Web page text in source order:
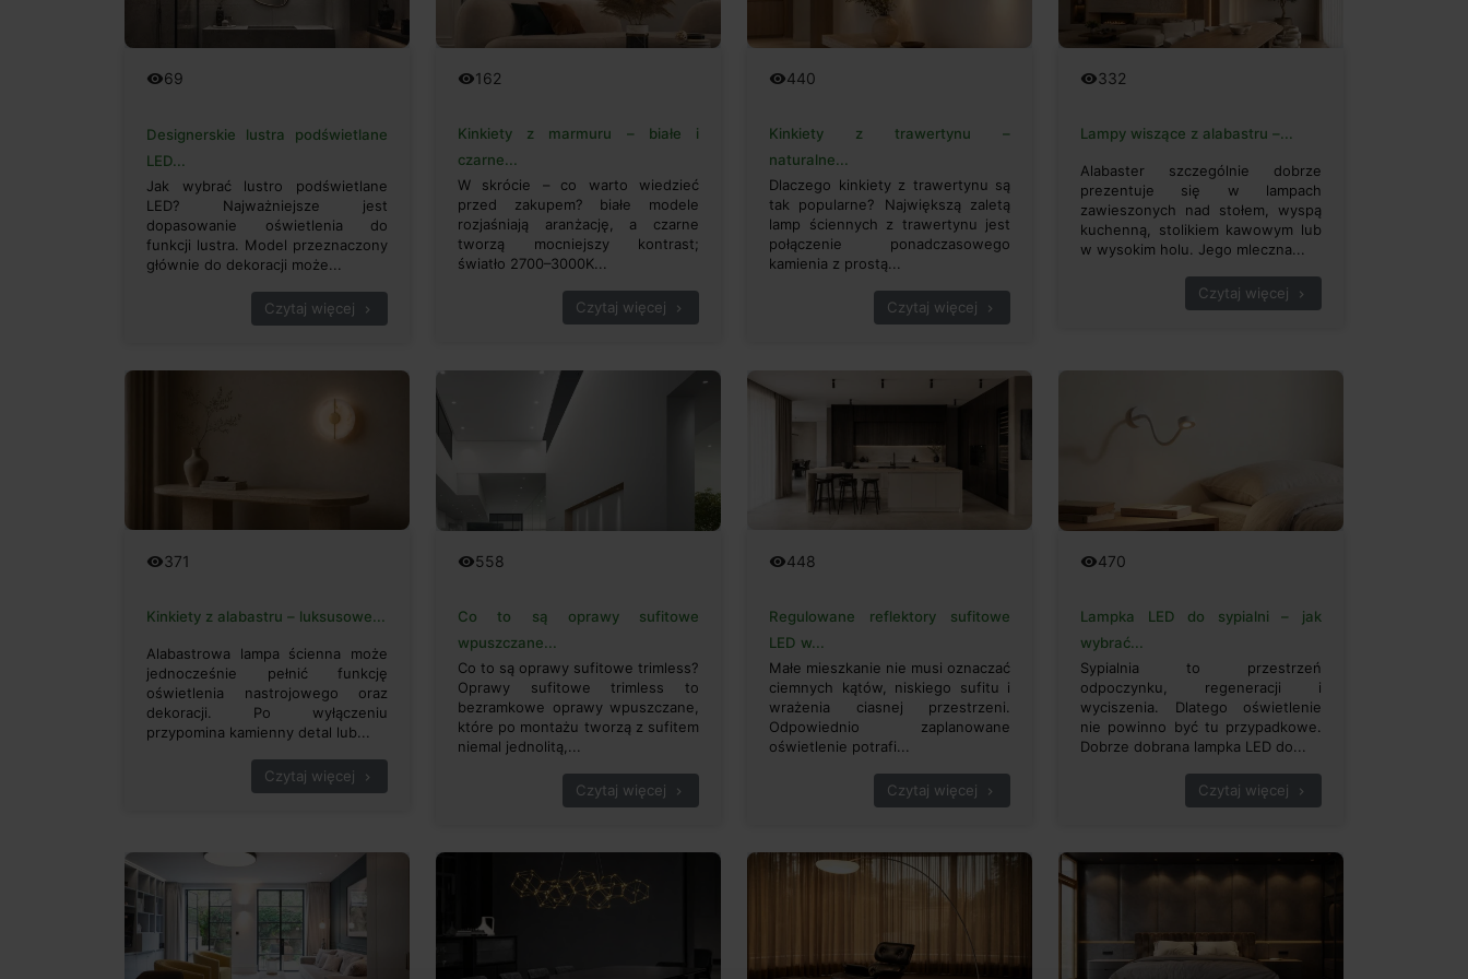
remove_red_eye69
Designerskie lustra podświetlane
LED...
Jak wybrać lustro podświetlane
LED? Najważniejsze jest
dopasowanie oświetlenia do
funkcji lustra. Model przeznaczony
głównie do dekoracji może...
Czytaj więcej chevron_right
remove_red_eye162
Kinkiety z marmuru – białe i
czarne...
W skrócie – co warto wiedzieć
przed zakupem? białe modele
rozjaśniają aranżację, a czarne
tworzą mocniejszy kontrast;
światło 2700–3000K...
Czytaj więcej chevron_right
remove_red_eye440
Kinkiety z trawertynu –
naturalne...
Dlaczego kinkiety z trawertynu są
tak popularne? Największą zaletą
lamp ściennych z trawertynu jest
połączenie ponadczasowego
kamienia z prostą...
Czytaj więcej chevron_right
remove_red_eye332
Lampy wiszące z alabastru –...
Alabaster szczególnie dobrze
prezentuje się w lampach
zawieszonych nad stołem, wyspą
kuchenną, stolikiem kawowym lub
w wysokim holu. Jego mleczna...
Czytaj więcej chevron_right
remove_red_eye371
Kinkiety z alabastru – luksusowe...
Alabastrowa lampa ścienna może
jednocześnie pełnić funkcję
oświetlenia nastrojowego oraz
dekoracji. Po wyłączeniu
przypomina kamienny detal lub...
Czytaj więcej chevron_right
remove_red_eye558
Co to są oprawy sufitowe
wpuszczane...
Co to są oprawy sufitowe trimless?
Oprawy sufitowe trimless to
bezramkowe oprawy wpuszczane,
które po montażu tworzą z sufitem
niemal jednolitą,...
Czytaj więcej chevron_right
remove_red_eye448
Regulowane reflektory sufitowe
LED w...
Małe mieszkanie nie musi oznaczać
ciemnych kątów, niskiego sufitu i
wrażenia ciasnej przestrzeni.
Odpowiednio zaplanowane
oświetlenie potrafi...
Czytaj więcej chevron_right
remove_red_eye470
Lampka LED do sypialni – jak
wybrać...
Sypialnia to przestrzeń
odpoczynku, regeneracji i
wyciszenia. Dlatego oświetlenie
nie powinno być tu przypadkowe.
Dobrze dobrana lampka LED do...
Czytaj więcej chevron_right